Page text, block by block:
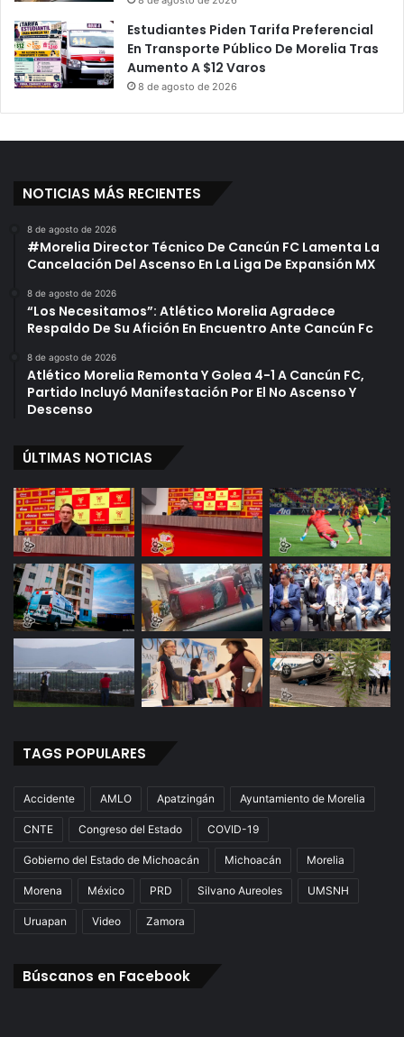
Estudiantes Piden Tarifa Preferencial
En Transporte Público De Morelia Tras
Aumento A $12 Varos
8 de agosto de 2026
NOTICIAS MÁS RECIENTES
8 de agosto de 2026
#Morelia Director Técnico De Cancún FC Lamenta La
Cancelación Del Ascenso En La Liga De Expansión MX
8 de agosto de 2026
“Los Necesitamos”: Atlético Morelia Agradece
Respaldo De Su Afición En Encuentro Ante Cancún Fc
8 de agosto de 2026
Atlético Morelia Remonta Y Golea 4-1 A Cancún FC,
Partido Incluyó Manifestación Por El No Ascenso Y
Descenso
ÚLTIMAS NOTICIAS
TAGS POPULARES
Accidente AMLO Apatzingán Ayuntamiento de Morelia
CNTE Congreso del Estado COVID-19
Gobierno del Estado de Michoacán Michoacán Morelia
Morena México PRD Silvano Aureoles UMSNH
Uruapan Video Zamora
Búscanos en Facebook